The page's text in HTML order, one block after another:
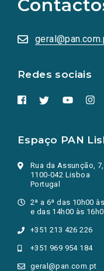
Redes sociais
redes
sociais
numa
nova
Espaço PAN
Rua da Assunção,
1100-042 Lisboa
Portugal
2ª a 6ª das 10h00
e das 14h00 às
+351 213 426 226
+351 969 954 184
geral@pan.com.pt